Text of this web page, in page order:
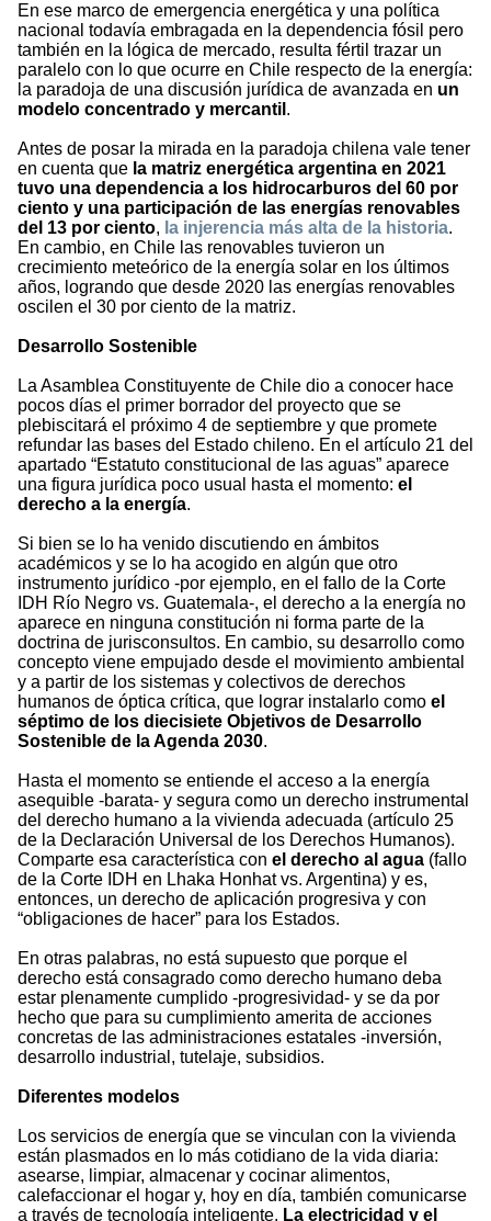
En ese marco de emergencia energética y una política
nacional todavía embragada en la dependencia fósil pero
también en la lógica de mercado, resulta fértil trazar un
paralelo con lo que ocurre en Chile respecto de la energía:
la paradoja de una discusión jurídica de avanzada en un
modelo concentrado y mercantil .
Antes de posar la mirada en la paradoja chilena vale tener
en cuenta que la matriz energética argentina en 2021
tuvo una dependencia a los hidrocarburos del 60 por
ciento y una participación de las energías renovables
del 13 por ciento, la injerencia más alta de la historia.
En cambio, en Chile las renovables tuvieron un
crecimiento meteórico de la energía solar en los últimos
años, logrando que desde 2020 las energías renovables
oscilen el 30 por ciento de la matriz.
Desarrollo Sostenible
La Asamblea Constituyente de Chile dio a conocer hace
pocos días el primer borrador del proyecto que se
plebiscitará el próximo 4 de septiembre y que promete
refundar las bases del Estado chileno. En el artículo 21 del
apartado “Estatuto constitucional de las aguas” aparece
una figura jurídica poco usual hasta el momento: el
derecho a la energía.
Si bien se lo ha venido discutiendo en ámbitos
académicos y se lo ha acogido en algún que otro
instrumento jurídico -por ejemplo, en el fallo de la Corte
IDH Río Negro vs. Guatemala-, el derecho a la energía no
aparece en ninguna constitución ni forma parte de la
doctrina de jurisconsultos. En cambio, su desarrollo como
concepto viene empujado desde el movimiento ambiental
y a partir de los sistemas y colectivos de derechos
humanos de óptica crítica, que lograr instalarlo como el
séptimo de los diecisiete Objetivos de Desarrollo
Sostenible de la Agenda 2030.
Hasta el momento se entiende el acceso a la energía
asequible -barata- y segura como un derecho instrumental
del derecho humano a la vivienda adecuada (artículo 25
de la Declaración Universal de los Derechos Humanos).
Comparte esa característica con el derecho al agua (fallo
de la Corte IDH en Lhaka Honhat vs. Argentina) y es,
entonces, un derecho de aplicación progresiva y con
“obligaciones de hacer” para los Estados.
En otras palabras, no está supuesto que porque el
derecho está consagrado como derecho humano deba
estar plenamente cumplido -progresividad- y se da por
hecho que para su cumplimiento amerita de acciones
concretas de las administraciones estatales -inversión,
desarrollo industrial, tutelaje, subsidios.
Diferentes modelos
Los servicios de energía que se vinculan con la vivienda
están plasmados en lo más cotidiano de la vida diaria:
asearse, limpiar, almacenar y cocinar alimentos,
calefaccionar el hogar y, hoy en día, también comunicarse
a través de tecnología inteligente. La electricidad y el